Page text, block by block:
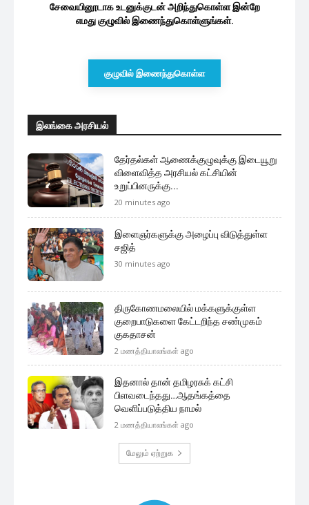
சேவையினூடாக உடனுக்குடன் அறிந்துகொள்ள இன்றே
எமது குழுவில் இணைந்துகொள்ளுங்கள்.
குழுவில் இணைந்துகொள்ள
இலங்கை அரசியல்
தேர்தல்கள் ஆணைக்குழுவுக்கு இடையூறு
விளைவித்த அரசியல் கட்சியின்
உறுப்பினருக்கு...
20 minutes ago
இளைஞர்களுக்கு அழைப்பு விடுத்துள்ள
சஜித்
30 minutes ago
திருகோணமலையில் மக்களுக்குள்ள
குறைபாடுகளை கேட்டறிந்த சண்முகம்
குகதாசன்
2 மணத்தியாலங்கள் ago
இதனால் தான் தமிழரசுக் கட்சி
பிளவடைந்தது…ஆதங்கத்தை
வெளிப்படுத்திய நாமல்
2 மணத்தியாலங்கள் ago
மேலும் ஏற்றுக